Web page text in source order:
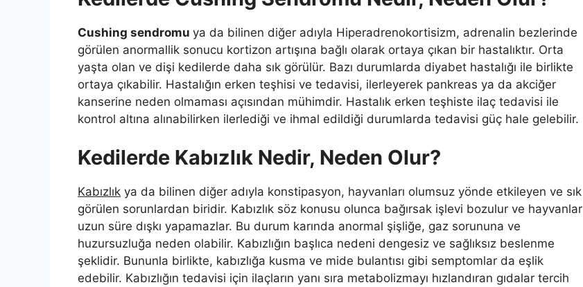
Cushing sendromu ya da bilinen diğer adıyla Hiperadrenokortisizm, adrenalin bezlerinde
görülen anormallik sonucu kortizon artışına bağlı olarak ortaya çıkan bir hastalıktır. Orta
yaşta olan ve dişi kedilerde daha sık görülür. Bazı durumlarda diyabet hastalığı ile birlikte
ortaya çıkabilir. Hastalığın erken teşhisi ve tedavisi, ilerleyerek pankreas ya da akciğer
kanserine neden olmaması açısından mühimdir. Hastalık erken teşhiste ilaç tedavisi ile
kontrol altına alınabilirken ilerlediği ve ihmal edildiği durumlarda tedavisi güç hale gelebilir.
Kedilerde Kabızlık Nedir, Neden Olur?
Kabızlık ya da bilinen diğer adıyla konstipasyon, hayvanları olumsuz yönde etkileyen ve sık
görülen sorunlardan biridir. Kabızlık söz konusu olunca bağırsak işlevi bozulur ve hayvanlar
uzun süre dışkı yapamazlar. Bu durum karında anormal şişliğe, gaz sorununa ve
huzursuzluğa neden olabilir. Kabızlığın başlıca nedeni dengesiz ve sağlıksız beslenme
şeklidir. Bununla birlikte, kabızlığa kusma ve mide bulantısı gibi semptomlar da eşlik
edebilir. Kabızlığın tedavisi için ilaçların yanı sıra metabolizmayı hızlandıran gıdalar tercih